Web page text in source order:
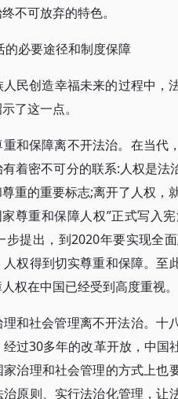
不可放弃的特色。
必要途径和制度保障
民创造幸福未来的过程中，
了这一点。
保障离不开法治。在当代
着密不可分的联系:人权是
重的重要标志;离开了人权，
尊重和保障人权”正式写入
提出，到2020年要实现全
权得到切实尊重和保障。
权在中国已经受到高度重视。
社会管理离不开法治。十
过30多年的改革开放，中
治理和社会管理的方式上
原则、实行法治化管理，让